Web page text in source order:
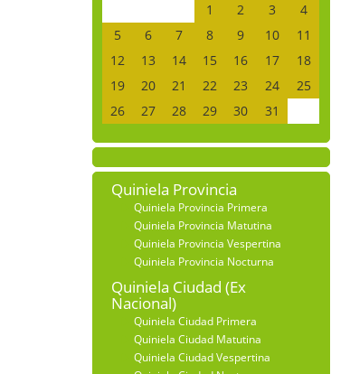
1
2 3
4
5
6 7 8 9 10
11
12
13 14 15 16 17
18
19
20 21 22 23 24
25
26
27 28 29 30 31
Quiniela Provincia
Quiniela Provincia Primera
Quiniela Provincia Matutina
Quiniela Provincia Vespertina
Quiniela Provincia Nocturna
Quiniela Ciudad (Ex
Nacional)
Quiniela Ciudad Primera
Quiniela Ciudad Matutina
Quiniela Ciudad Vespertina